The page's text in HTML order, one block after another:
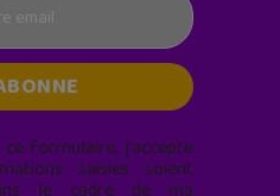
formulaire, j’accepte
saisies soient